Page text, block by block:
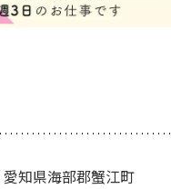
愛知県海部郡蟹江町